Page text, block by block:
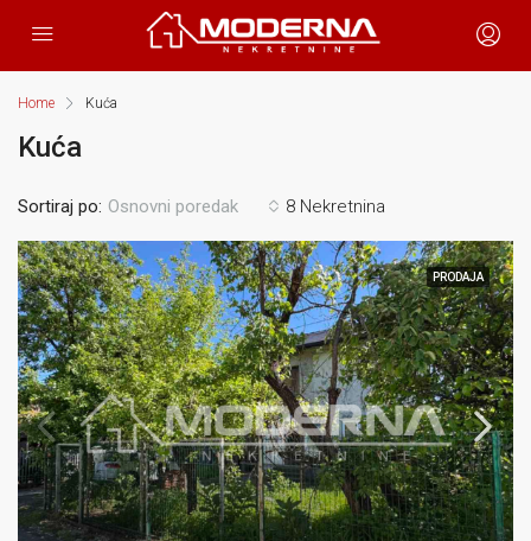
Home Kuća
Kuća
8 Nekretnina
Sortiraj po: Osnovni poredak
PRODAJA